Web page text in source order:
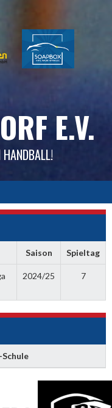
E.V.
HANDBALL!
Saison Spieltag
2024/25 7